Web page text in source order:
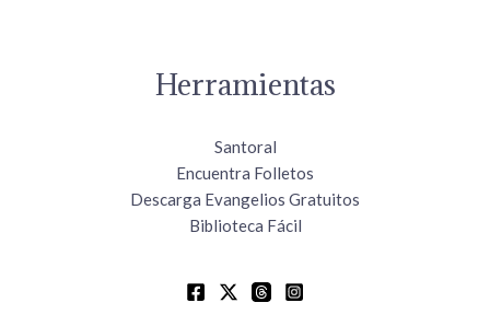
Herramientas
Santoral
Encuentra Folletos
Descarga Evangelios Gratuitos
Biblioteca Fácil